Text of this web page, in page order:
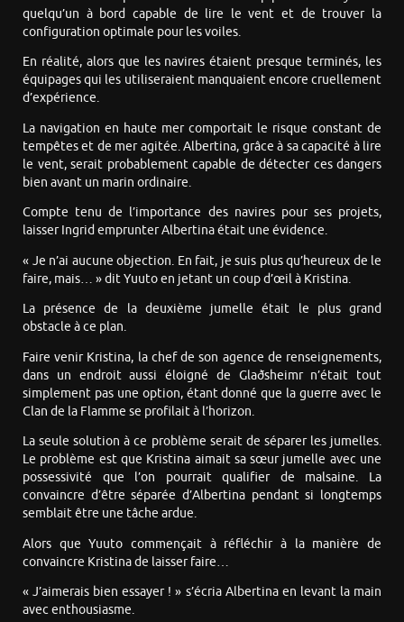
quelqu’un à bord capable de lire le vent et de trouver la
configuration optimale pour les voiles.
En réalité, alors que les navires étaient presque terminés, les
équipages qui les utiliseraient manquaient encore cruellement
d’expérience.
La navigation en haute mer comportait le risque constant de
tempêtes et de mer agitée. Albertina, grâce à sa capacité à lire
le vent, serait probablement capable de détecter ces dangers
bien avant un marin ordinaire.
Compte tenu de l’importance des navires pour ses projets,
laisser Ingrid emprunter Albertina était une évidence.
« Je n’ai aucune objection. En fait, je suis plus qu’heureux de le
faire, mais… » dit Yuuto en jetant un coup d’œil à Kristina.
La présence de la deuxième jumelle était le plus grand
obstacle à ce plan.
Faire venir Kristina, la chef de son agence de renseignements,
dans un endroit aussi éloigné de Glaðsheimr n’était tout
simplement pas une option, étant donné que la guerre avec le
Clan de la Flamme se profilait à l’horizon.
La seule solution à ce problème serait de séparer les jumelles.
Le problème est que Kristina aimait sa sœur jumelle avec une
possessivité que l’on pourrait qualifier de malsaine. La
convaincre d’être séparée d’Albertina pendant si longtemps
semblait être une tâche ardue.
Alors que Yuuto commençait à réfléchir à la manière de
convaincre Kristina de laisser faire…
« J’aimerais bien essayer ! » s’écria Albertina en levant la main
avec enthousiasme.